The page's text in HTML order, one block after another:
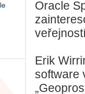
Oracle
Erik
software